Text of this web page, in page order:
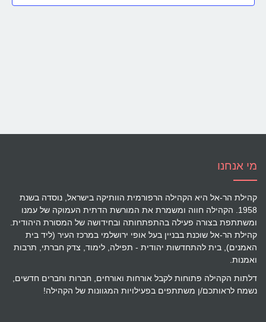
מי אנחנו
קהילת הר-אל היא הקהילה הרפורמית הוותיקה בישראל, נוסדה בשנת
1958. הקהילה חווה ומשמרת את המורשת הדתית העמוקה של עמנו
ומשתתפת בצורה פעילה בהתפתחותה ובחידושה של המסורת היהודית.
קהילת הר-אל שוכנת בבניין בעל אופי ירושלמי במרכז העיר (ליד בית
האמנים), בית להתחדשות יהודית - תפילה, לימוד, צדק חברתי, תרבות
ואמנות.
דלתות הקהילה פתוחות לקבל אורחות ואורחים, חברות וחברים חדשים,
נשמח לראותכם/ן משתתפים בפעילויות המגוונות של הקהילה!